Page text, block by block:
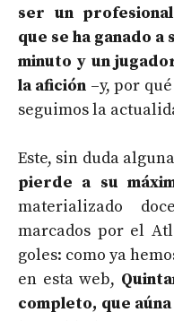
ser un
que se ha ganado
minuto y un
la afición –y, por
seguimos la
Este, sin duda
pierde a su
materializado
marcados por el
goles: como ya
en esta web,
completo, que